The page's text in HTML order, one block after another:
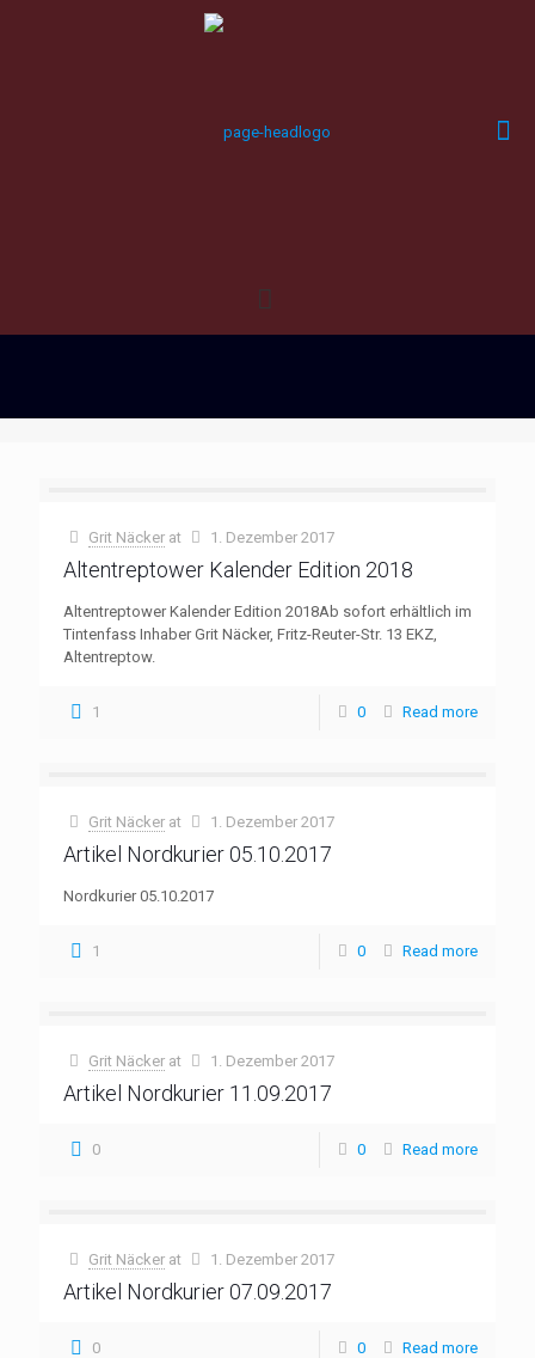
Grit Näcker at 1. Dezember 2017
Altentreptower Kalender Edition 2018
Altentreptower Kalender Edition 2018Ab sofort erhältlich im
Tintenfass Inhaber Grit Näcker, Fritz-Reuter-Str. 13 EKZ,
Altentreptow.
1 0 Read more
Grit Näcker at 1. Dezember 2017
Artikel Nordkurier 05.10.2017
Nordkurier 05.10.2017
1 0 Read more
Grit Näcker at 1. Dezember 2017
Artikel Nordkurier 11.09.2017
0 0 Read more
Grit Näcker at 1. Dezember 2017
Artikel Nordkurier 07.09.2017
0 0 Read more